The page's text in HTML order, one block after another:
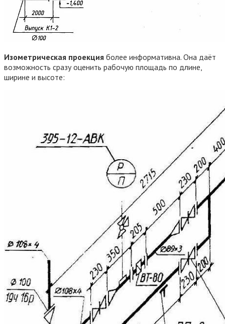
Изометрическая проекция более информативна. Она даёт
возможность сразу оценить рабочую площадь по длине,
ширине и высоте: